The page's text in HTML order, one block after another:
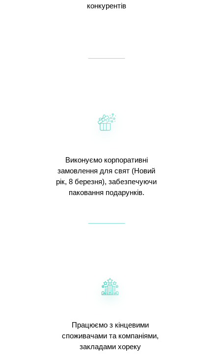
конкурентів
Виконуємо корпоративні
замовлення для свят (Новий
рік, 8 березня), забезпечуючи
паковання подарунків.
Працюємо з кінцевими
споживачами та компаніями,
закладами хореку